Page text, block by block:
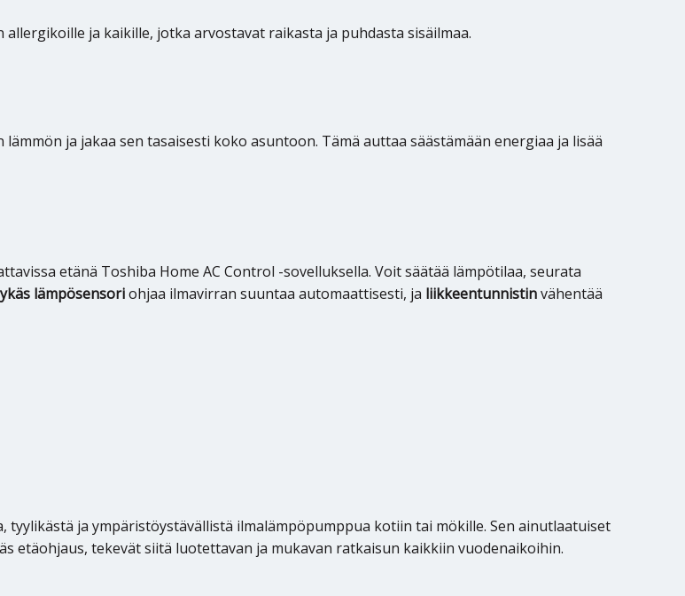
ja kaikille, jotka arvostavat raikasta ja puhdasta sisäilmaa.
ja jakaa sen tasaisesti koko asuntoon. Tämä auttaa säästämään energiaa ja lisää
etänä Toshiba Home AC Control -sovelluksella. Voit säätää lämpötilaa, seurata
lämpösensoriohjaa ilmavirran suuntaa automaattisesti, ja liikkeentunnistinvähentää
ja ympäristöystävällistä ilmalämpöpumppua kotiin tai mökille. Sen ainutlaatuiset
etäohjaus, tekevät siitä luotettavan ja mukavan ratkaisun kaikkiin vuodenaikoihin.